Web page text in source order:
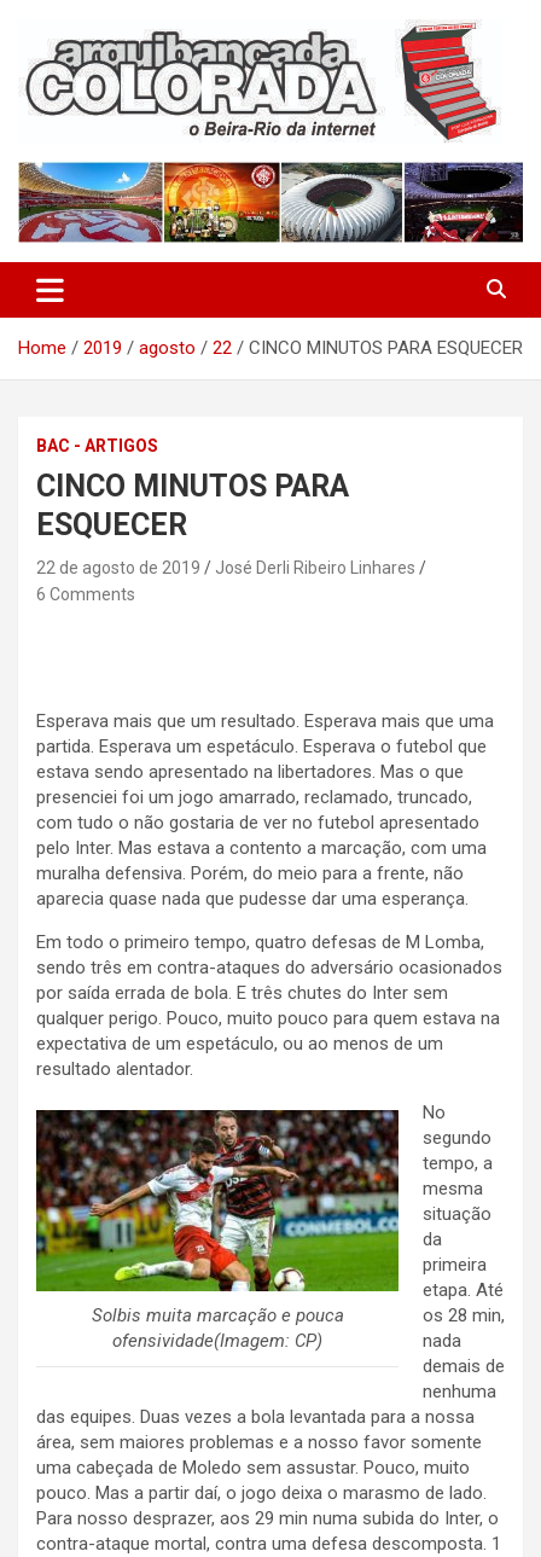
content
Arquibancada Colorada
Home 2019 agosto 22 CINCO MINUTOS PARA ESQUECER
BAC - ARTIGOS
CINCO MINUTOS PARA
ESQUECER
22 de agosto de 2019
José Derli Ribeiro Linhares
6 Comments
Esperava mais que um resultado. Esperava mais que uma
partida. Esperava um espetáculo. Esperava o futebol que
estava sendo apresentado na libertadores. Mas o que
presenciei foi um jogo amarrado, reclamado, truncado,
com tudo o não gostaria de ver no futebol apresentado
pelo Inter. Mas estava a contento a marcação, com uma
muralha defensiva. Porém, do meio para a frente, não
aparecia quase nada que pudesse dar uma esperança.
Em todo o primeiro tempo, quatro defesas de M Lomba,
sendo três em contra-ataques do adversário ocasionados
por saída errada de bola. E três chutes do Inter sem
qualquer perigo. Pouco, muito pouco para quem estava na
expectativa de um espetáculo, ou ao menos de um
resultado alentador.
Solbis muita marcação e pouca
ofensividade(Imagem: CP)
No
segundo
tempo, a
mesma
situação
da
primeira
etapa. Até
os 28 min,
nada
demais de
nenhuma
das equipes. Duas vezes a bola levantada para a nossa
área, sem maiores problemas e a nosso favor somente
uma cabeçada de Moledo sem assustar. Pouco, muito
pouco. Mas a partir daí, o jogo deixa o marasmo de lado.
Para nosso desprazer, aos 29 min numa subida do Inter, o
contra-ataque mortal, contra uma defesa descomposta. 1